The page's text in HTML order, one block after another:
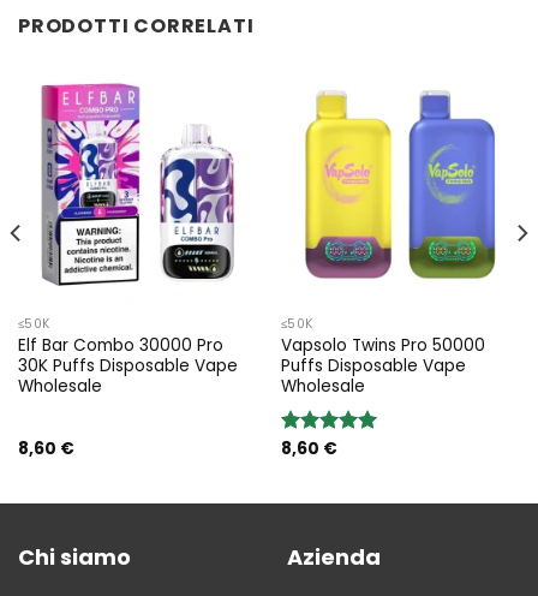
PRODOTTI CORRELATI
≤50K
Elf Bar Combo 30000 Pro
30K Puffs Disposable Vape
Wholesale
8,60 €
≤50K
Vapsolo Twins Pro 50000
Puffs Disposable Vape
Wholesale
Rated5.00
8,60 €
Chi siamo Azienda